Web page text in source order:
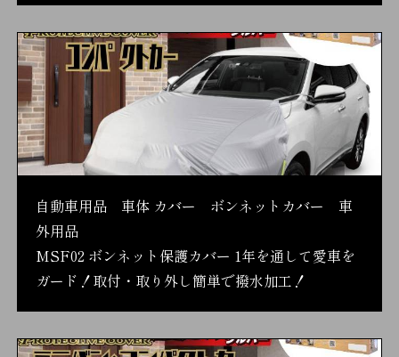
自動車用品 車体 カバー ボンネットカバー 車
外用品
MSF02 ボンネット保護カバー 1年を通して愛車を
ガード！取付・取り外し簡単で撥水加工！